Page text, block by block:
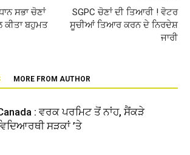
ਸਭਾ ਚੋਣਾਂ
ਕੀਤਾ ਬਹੁਮਤ
SGPC ਚੋਣਾਂ ਦੀ ਤਿਆਰੀ ! ਵੋਟਰ
ਸੂਚੀਆਂ ਤਿਆਰ ਕਰਨ ਦੇ ਨਿਰਦੇਸ਼
ਜਾਰੀ
MORE FROM AUTHOR
: ਵਰਕ ਪਰਮਿਟ ਤੋਂ ਨਾਂਹ, ਸੈਂਕੜੇ
ਸੜਕਾਂ ’ਤੇ